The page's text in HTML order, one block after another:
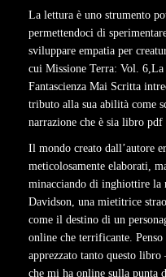
La lettura è uno strumento
permettendoci di
sviluppare empatia per
cui Missione Terra: Vol.
Fantascienza Mai Scritta
tributo alla sua abilità come
narrazione che è sia libro
Il mondo creato dall’autore
meticolosamente elaborati,
minacciando di inghiottire la
Davidson, una mietitrice
come il destino di un
online che terrificante.
apprezzato tanto questo
che mi ha online sulla punta